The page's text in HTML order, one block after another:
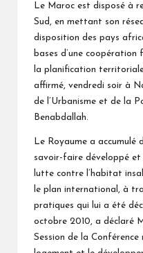
Le Maroc est disposé à
Sud, en mettant son
disposition des pays
bases d’une coopération
la planification
affirmé, vendredi soir à
de l’Urbanisme et de la
Benabdallah.
Le Royaume a accumulé
savoir-faire développé et
lutte contre l’habitat
le plan international, à
pratiques qui lui a été
octobre 2010, a déclaré
Session de la